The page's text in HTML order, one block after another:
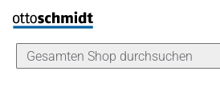
Direkt zum Inhalt